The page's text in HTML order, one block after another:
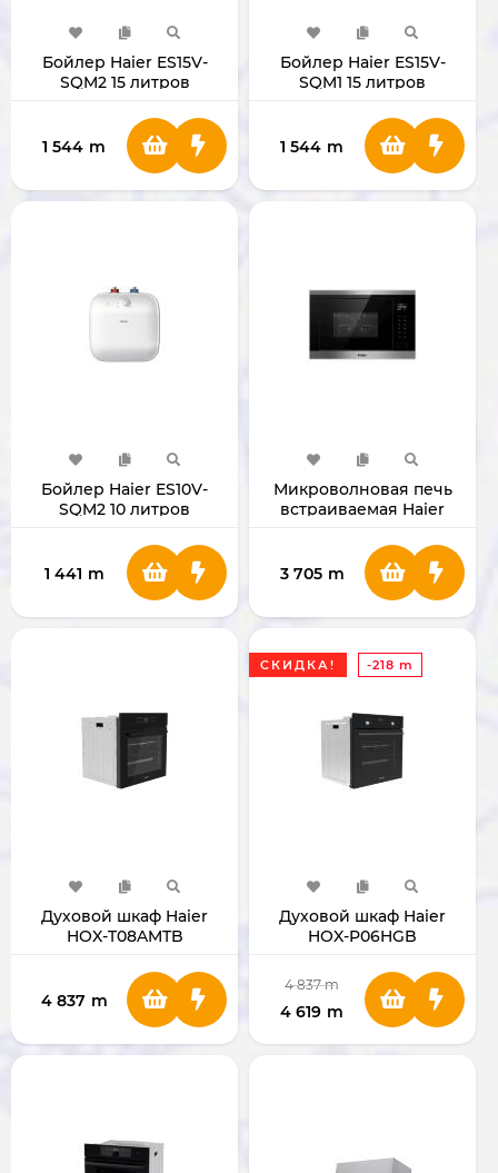
Бойлер Haier ES15V-
SQM2 15 литров
1 544 m
Бойлер Haier ES15V-
SQM1 15 литров
1 544 m
Бойлер Haier ES10V-
SQM2 10 литров
1 441 m
Микроволновая печь
встраиваемая Haier
3 705 m
Духовой шкаф Haier
HOX-T08AMTB
4 837 m
СКИДКА! -218 m
Духовой шкаф Haier
HOX-P06HGB
4 837 m
4 619 m